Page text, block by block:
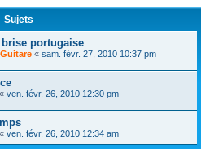
Sujets
brise portugaise
« sam. févr. 27, 2010 10:37 pm
« ven. févr. 26, 2010 12:30 pm
« ven. févr. 26, 2010 12:34 am